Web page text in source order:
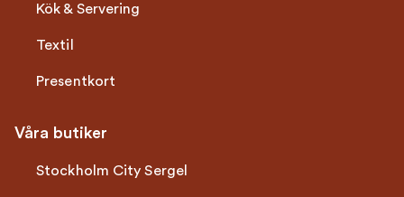
Kök & Servering
Textil
Presentkort
Våra butiker
Stockholm City Sergel